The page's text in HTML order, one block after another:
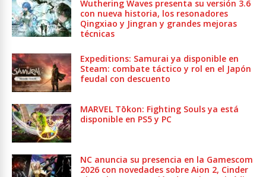
Wuthering Waves presenta su versión 3.6
con nueva historia, los resonadores
Qingxiao y Jingran y grandes mejoras
técnicas
Expeditions: Samurai ya disponible en
Steam: combate táctico y rol en el Japón
feudal con descuento
MARVEL Tōkon: Fighting Souls ya está
disponible en PS5 y PC
NC anuncia su presencia en la Gamescom
2026 con novedades sobre Aion 2, Cinder